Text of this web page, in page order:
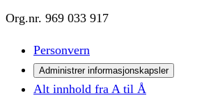
Org.nr. 969 033 917
Personvern
Administrer informasjonskapsler
Alt innhold fra A til Å